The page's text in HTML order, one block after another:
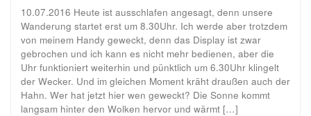
10.07.2016 Heute ist ausschlafen angesagt, denn unsere
Wanderung startet erst um 8.30Uhr. Ich werde aber trotzdem
von meinem Handy geweckt, denn das Display ist zwar
gebrochen und ich kann es nicht mehr bedienen, aber die
Uhr funktioniert weiterhin und pünktlich um 6.30Uhr klingelt
der Wecker. Und im gleichen Moment kräht draußen auch der
Hahn. Wer hat jetzt hier wen geweckt? Die Sonne kommt
langsam hinter den Wolken hervor und wärmt […]